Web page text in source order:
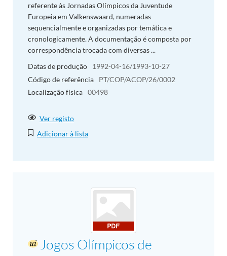
referente às Jornadas Olímpicos da Juventude
Europeia em Valkenswaard, numeradas
sequencialmente e organizadas por temática e
cronologicamente. A documentação é composta por
correspondência trocada com diversas ...
Datas de produção
1992-04-16/1993-10-27
Código de referência
PT/COP/ACOP/26/0002
Localização física 00498
Ver registo
Adicionar à lista
Jogos Olímpicos de